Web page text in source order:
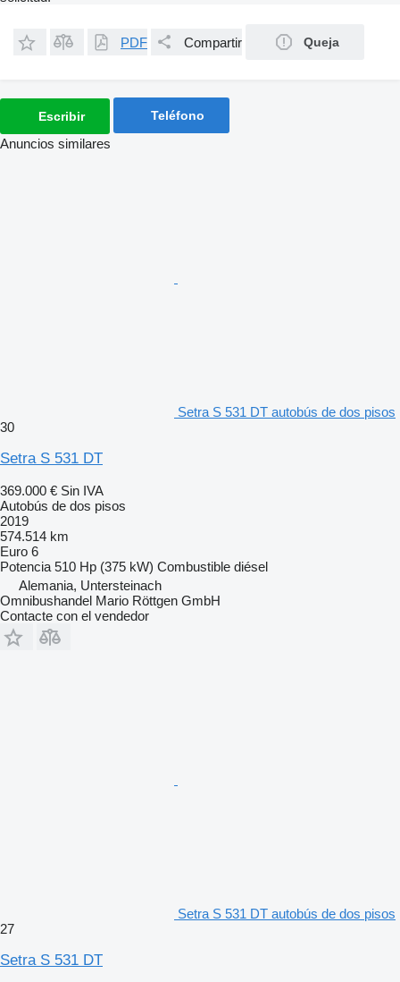
PDF Compartir Queja
Escribir Teléfono
Anuncios similares
Setra S 531 DT autobús de dos pisos
30
Setra S 531 DT
369.000 € Sin IVA
Autobús de dos pisos
2019
574.514 km
Euro 6
Potencia 510 Hp (375 kW) Combustible diésel
Alemania, Untersteinach
Omnibushandel Mario Röttgen GmbH
Contacte con el vendedor
Setra S 531 DT autobús de dos pisos
27
Setra S 531 DT